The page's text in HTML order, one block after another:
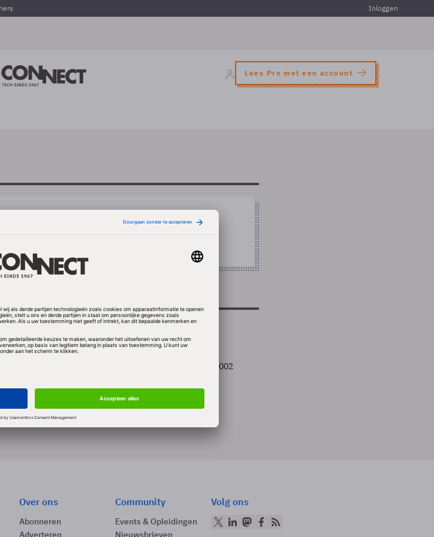
Inloggen
Lees Pro met een account
Automatisering Gids PRO
kan zonder keurmerk
den Ende heeft gelijk als hij in deze krant van 19 juli 2002
Over ons
Abonneren
Adverteren
Community
Events & Opleidingen
Nieuwsbrieven
Volg ons